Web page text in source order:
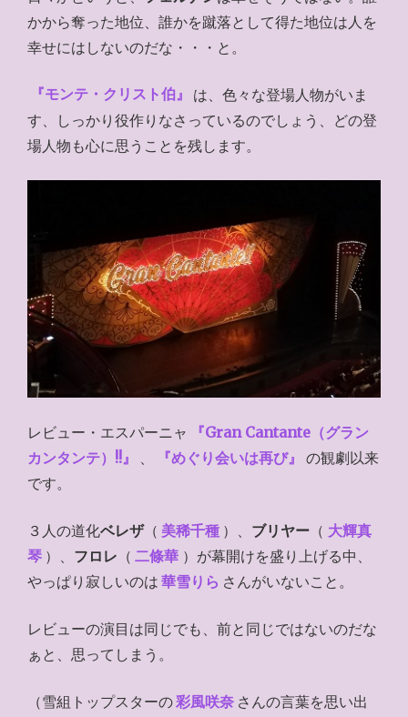
かから奪った地位、誰かを蹴落として得た地位は人を
幸せにはしないのだな・・・と。
『モンテ・クリスト伯』
は、色々な登場人物がいま
す、しっかり役作りなさっているのでしょう、どの登
場人物も心に思うことを残します。
レビュー・エスパーニャ
『Gran Cantante（グラン
カンタンテ）!!』
、 『めぐり会いは再び』
の観劇以来
です。
３人の道化ベレザ（ 美稀千種 ）、 ブリヤー （ 大輝真
琴 ）、 フロレ （ 二條華 ）が幕開けを盛り上げる中、
やっぱり寂しいのは 華雪りら さんがいないこと。
レビューの演目は同じでも、前と同じではないのだな
ぁと、思ってしまう。
（雪組トップスターの彩風咲奈 さんの言葉を思い出